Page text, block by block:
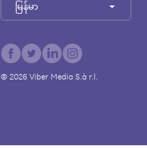
မြန်မာ
© 2026Viber Media S.à r.l.